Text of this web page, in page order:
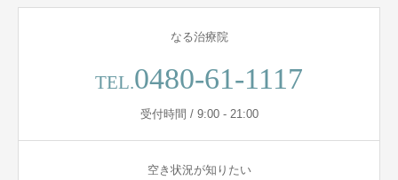
なる治療院
TEL.0480-61-1117
受付時間 / 9:00 - 21:00
空き状況が知りたい